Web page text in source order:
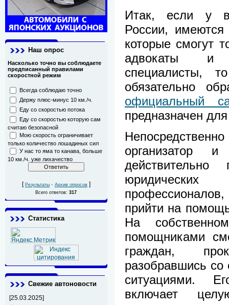
Наш опрос
Насколько точно вы соблюдаете
предписанный правилами
скоростной режим
Всегда соблюдаю точно
Держу плюс-минус 10 км./ч.
Еду со скоростью потока
Еду со скоростью которую сам
считаю безопасной
Мою скорость ограничивает
только количество лошадиных сил
У нас то яма то канава, больше
10 км./ч. уже лихачество
[ Результаты · Архив опросов ]
Всего ответов:317
Статистика
Свежие автоновости
[25.03.2025]
Итак, если у
России,
которые смогут
адвокаты и
специалисты,
обязательно
официальный
предназначен для
организатор
прийти на
На
помощниками
граждан,
разобравшись
ситуациями.
включает